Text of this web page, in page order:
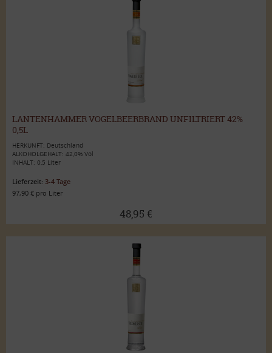
LANTENHAMMER VOGELBEERBRAND UNFILTRIERT 42%
0,5L
HERKUNFT: Deutschland
ALKOHOLGEHALT: 42,0% Vol
INHALT: 0,5 Liter
Lieferzeit: 3-4 Tage
97,90 € pro Liter
48,95 €